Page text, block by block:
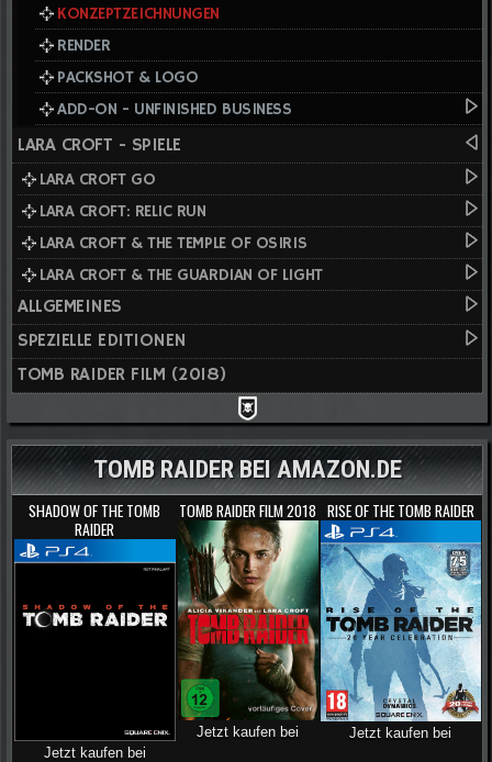
KONZEPTZEICHNUNGEN
RENDER
PACKSHOT & LOGO
ADD-ON - UNFINISHED BUSINESS
LARA CROFT - SPIELE
LARA CROFT GO
LARA CROFT: RELIC RUN
LARA CROFT & THE TEMPLE OF OSIRIS
LARA CROFT & THE GUARDIAN OF LIGHT
ALLGEMEINES
SPEZIELLE EDITIONEN
TOMB RAIDER FILM (2018)
TOMB RAIDER BEI AMAZON.DE
SHADOW OF THE TOMB
RAIDER
Jetzt kaufen bei
TOMB RAIDER FILM 2018
Jetzt kaufen bei
RISE OF THE TOMB RAIDER
Jetzt kaufen bei